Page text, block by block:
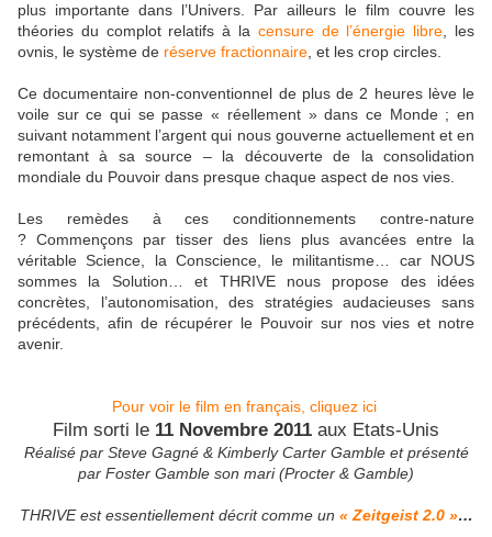
plus importante dans l’Univers. Par ailleurs le film couvre les
théories du complot relatifs à la censure de l’énergie libre , les
ovnis, le système de réserve fractionnaire , et les crop circles
Ce documentaire non-conventionnel de plus de 2 heures lève le
voile sur ce qui se passe « réellement » dans ce Monde ; en
suivant notamment l’argent qui nous gouverne actuellement et en
remontant à sa source – la découverte de la consolidation
mondiale du Pouvoir dans presque chaque aspect de nos vies.
Les remèdes à ces conditionnements contre-nature
? Commençons par tisser des liens plus avancées entre la
véritable Science, la Conscience, le militantisme … car NOUS
sommes la Solution… et THRIVE nous propose des idées
concrètes, l’autonomisation , des stratégies audacieuses sans
précédents, afin de récupérer le Pouvoir sur nos vies et notre
avenir.
Pour voir le film en français, cliquez ici
Film sorti le 11 Novembre 2011 aux Etats-Unis
Réalisé par Steve Gagné & Kimberly Carter Gamble et présenté
par Foster Gamble son mari (Procter & Gamble)
THRIVE est essentiellement décrit comme un « Zeitgeist 2.0 »…